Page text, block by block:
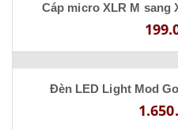
Cáp micro XLR M sang
Đèn LED Light Mod